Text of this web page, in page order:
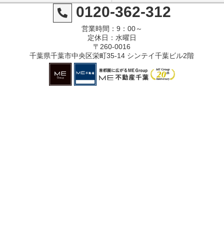
0120-362-312
営業時間：9：00～
定休日：水曜日
〒260-0016
千葉県千葉市中央区栄町35-14 シンテイ千葉ビル2階